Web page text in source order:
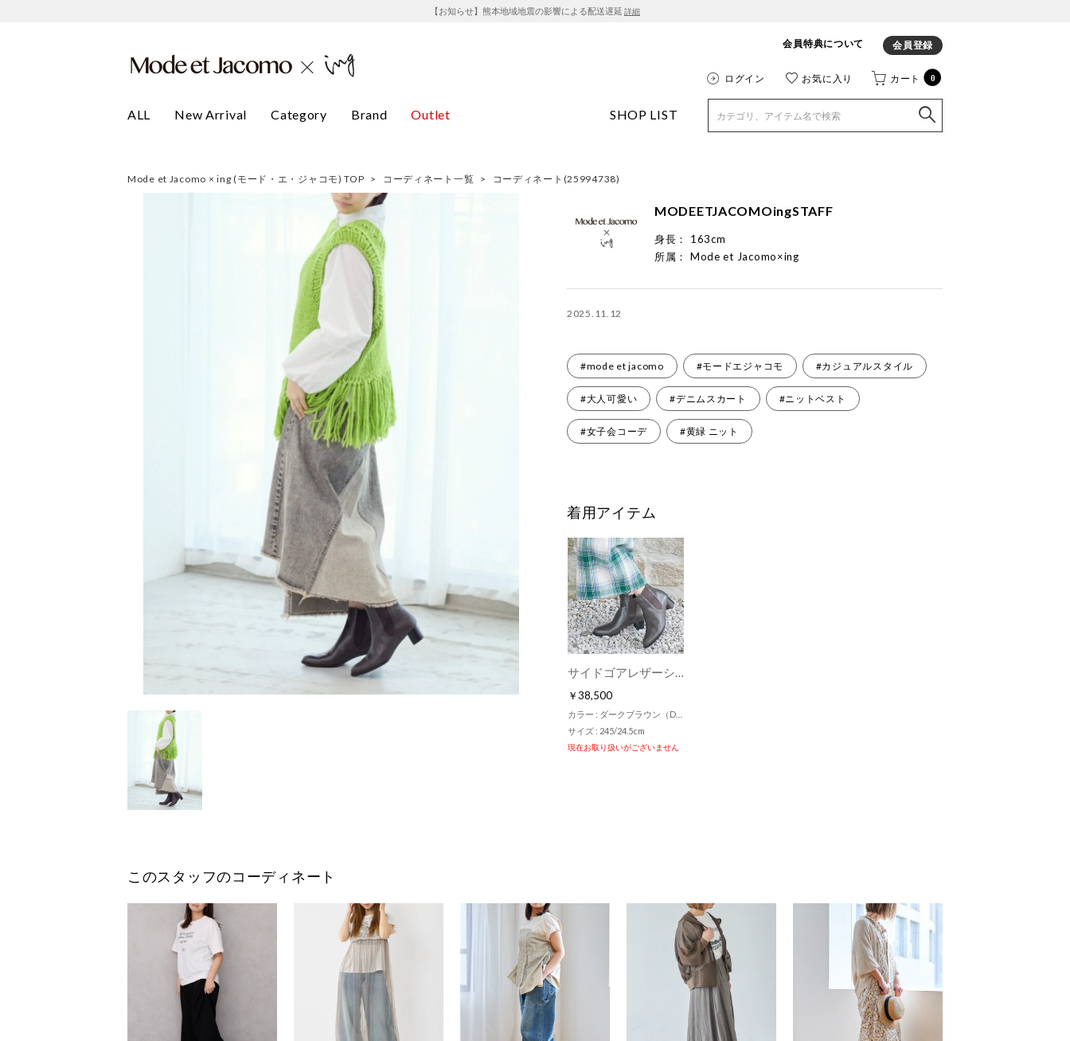
【お知らせ】熊本地域地震の影響による配送遅延 詳細
会員特典について 会員登録
ログイン お気に入り カート 0
ALL New Arrival Category Brand Outlet SHOP LIST
Mode et Jacomo × ing (モード・エ・ジャコモ) TOP > コーディネート一覧 > コーディネート(25994738)
MODEETJACOMOingSTAFF
身長：
163cm
所属： Mode et Jacomo×ing
2025.11.12
#mode et jacomo #モードエジャコモ #カジュアルスタイル
#大人可愛い #デニムスカート #ニットベスト
#女子会コーデ #黄緑 ニット
着用アイテム
サイドゴアレザーショートブーツ （ダークブラウン）
￥38,500
カラー : ダークブラウン（DBR）
サイズ : 245/24.5cm
現在お取り扱いがございません
このスタッフのコーディネート